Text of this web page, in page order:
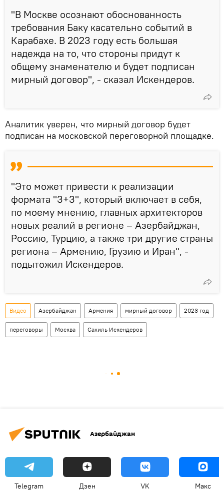
"В Москве осознают обоснованность
требования Баку касательно событий в
Карабахе. В 2023 году есть большая
надежда на то, что стороны придут к
общему знаменателю и будет подписан
мирный договор", - сказал Искендеров.
Аналитик уверен, что мирный договор будет
подписан на московской переговорной площадке.
"Это может привести к реализации
формата "3+3", который включает в себя,
по моему мнению, главных архитекторов
новых реалий в регионе – Азербайджан,
Россию, Турцию, а также три другие страны
региона – Армению, Грузию и Иран", -
подытожил Искендеров.
Видео Азербайджан Армения мирный договор 2023 год
переговоры Москва Сахиль Искендеров
Азербайджан
Telegram Дзен VK Макс